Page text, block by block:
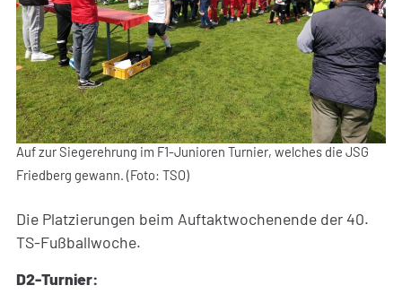
Auf zur Siegerehrung im F1-Junioren Turnier, welches die JSG
Friedberg gewann. (Foto: TSO)
Die Platzierungen beim Auftaktwochenende der 40.
TS-Fußballwoche.
D2-Turnier: